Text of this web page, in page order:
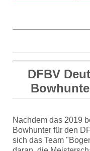
DFBV
Nachdem das 2019
Bowhunter für den
sich das Team